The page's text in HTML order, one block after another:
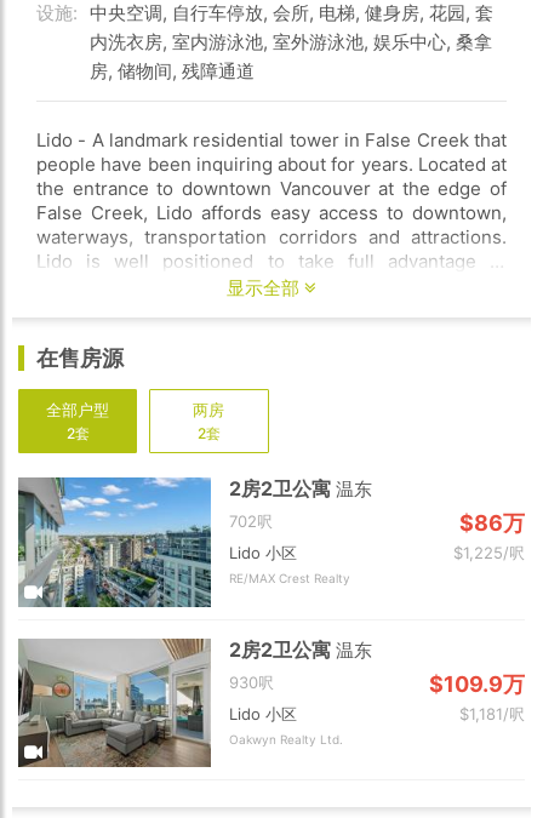
设施: 中央空调, 自行车停放, 会所, 电梯, 健身房, 花园, 套
内洗衣房, 室内游泳池, 室外游泳池, 娱乐中心, 桑拿
房, 储物间, 残障通道
Lido - A landmark residential tower in False Creek that
people have been inquiring about for years. Located at
the entrance to downtown Vancouver at the edge of
False Creek, Lido affords easy access to downtown,
waterways, transportation corridors and attractions.
Lido is well positioned to take full advantage of
Vancouver’s coveted urban lifestyle – as well as its
显示全部
在售房源
全部户型
2套
两房
2套
2房2卫公寓温东
702呎 $86万
Lido 小区 $1,225/呎
RE/MAX Crest Realty
2房2卫公寓温东
930呎 $109.9万
Lido 小区 $1,181/呎
Oakwyn Realty Ltd.